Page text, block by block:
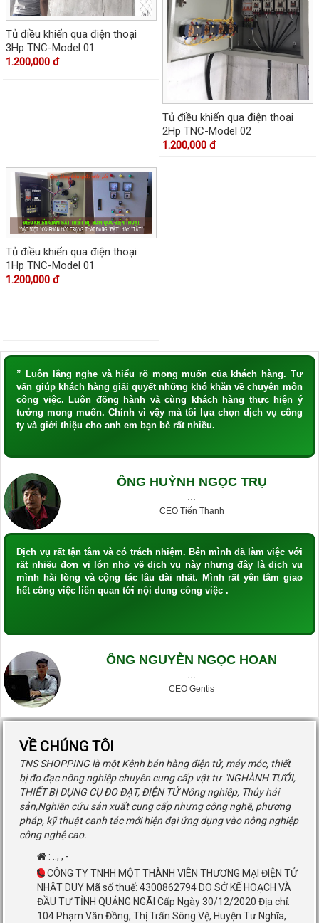
Tủ điều khiển qua điện thoại
3Hp TNC-Model 01
1.200,000 đ
Tủ điều khiển qua điện thoại
2Hp TNC-Model 02
1.200,000 đ
Tủ điều khiển qua điện thoại
1Hp TNC-Model 01
1.200,000 đ
” Luôn lắng nghe và hiểu rõ mong muốn của khách hàng. Tư
vấn giúp khách hàng giải quyết những khó khăn về chuyên môn
công việc. Luôn đồng hành và cùng khách hàng thực hiện ý
tưởng mong muốn. Chính vì vậy mà tôi lựa chọn dịch vụ công
ty và giới thiệu cho anh em bạn bè rất nhiều.
ÔNG HUỲNH NGỌC TRỤ
···
CEO Tiến Thanh
Dịch vụ rất tận tâm và có trách nhiệm. Bên mình đã làm việc với
rất nhiều đơn vị lớn nhỏ về dịch vụ này nhưng đây là dịch vụ
mình hài lòng và cộng tác lâu dài nhất. Mình rất yên tâm giao
hết công việc liên quan tới nội dung công việc .
ÔNG NGUYỄN NGỌC HOAN
···
CEO Gentis
VỀ CHÚNG TÔI
TNS SHOPPING là một Kênh bán hàng điện tử, máy móc, thiết
bị đo đạc nông nghiệp chuyên cung cấp vật tư "NGHÀNH TƯỚI,
THIẾT BỊ DỤNG CỤ ĐO ĐẠT, ĐIỆN TỬ Nông nghiệp, Thủy hải
sản,Nghiên cứu sản xuất cung cấp nhưng công nghệ, phương
pháp, kỹ thuật canh tác mới hiện đại ứng dụng vào nông nghiệp
công nghệ cao.
:
, , -
CÔNG TY TNHH MỘT THÀNH VIÊN THƯƠNG MẠI ĐIỆN TỬ
NHẬT DUY Mã số thuế: 4300862794 DO SỞ KẾ HOẠCH VÀ
ĐẦU TƯ TỈNH QUẢNG NGÃI Cấp Ngày 30/12/2020 Địa chỉ:
104 Phạm Văn Đồng, Thị Trấn Sông Vệ, Huyện Tư Nghĩa,